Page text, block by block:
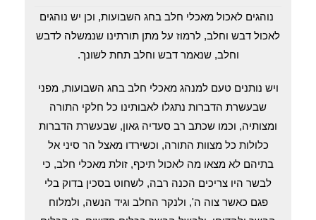
נוהגים לאכול מאכלי חלב בחג השבועות, וכן יש נוהגים
לאכול דבש וחלב, לרמוז על מתן תורתינו שנמשלה לדבש
וחלב, שנאמר דבש וחלב תחת לשונך.
ויש נותנים טעם למנהג מאכלי חלב בחג השבועות, מפני
שבעשרת הדברות נתגלו לאבותינו כל חלקי התורה
ומצותיה, וכמו שכתב רב סעדיה גאון, שבעשרת הדברות
כלולות כל מצוות התורה, וכשירדו מאצל הר סיני אל
בתיהם לא מצאו מה לאכול תיכף, זולת מאכלי חלב, כי
לבשר היו צריכים הכנה רבה, לשחוט בסכין בדוק בלי
פגם כאשר צוה ה', ולנקר החלב וגיד הנשה, ולמלוח